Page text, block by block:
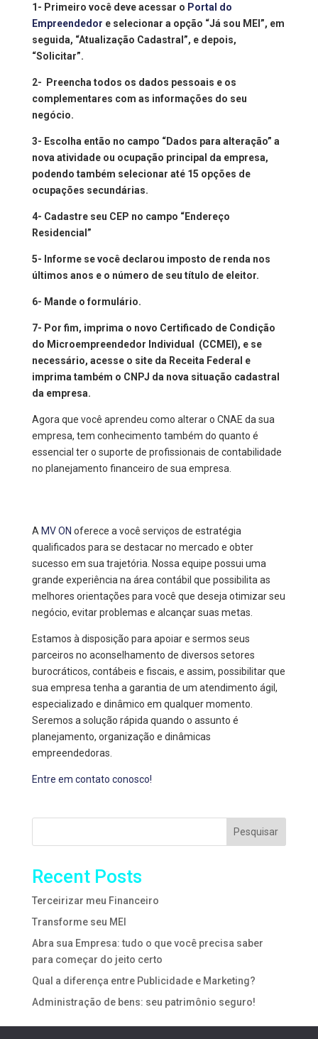
1- Primeiro você deve acessar o Portal do
Empreendedor e selecionar a opção “Já sou MEI”, em
seguida, “Atualização Cadastral”, e depois,
“Solicitar”.
2- Preencha todos os dados pessoais e os
complementares com as informações do seu
negócio.
3- Escolha então no campo “Dados para alteração” a
nova atividade ou ocupação principal da empresa,
podendo também selecionar até 15 opções de
ocupações secundárias.
4- Cadastre seu CEP no campo “Endereço
Residencial”
5- Informe se você declarou imposto de renda nos
últimos anos e o número de seu título de eleitor.
6- Mande o formulário.
7- Por fim, imprima o novo Certificado de Condição
do Microempreendedor Individual (CCMEI), e se
necessário, acesse o site da Receita Federal e
imprima também o CNPJ da nova situação cadastral
da empresa.
Agora que você aprendeu como alterar o CNAE da sua
empresa, tem conhecimento também do quanto é
essencial ter o suporte de profissionais de contabilidade
no planejamento financeiro de sua empresa.
A MV ON oferece a você serviços de estratégia
qualificados para se destacar no mercado e obter
sucesso em sua trajetória. Nossa equipe possui uma
grande experiência na área contábil que possibilita as
melhores orientações para você que deseja otimizar seu
negócio, evitar problemas e alcançar suas metas.
Estamos à disposição para apoiar e sermos seus
parceiros no aconselhamento de diversos setores
burocráticos, contábeis e fiscais, e assim, possibilitar que
sua empresa tenha a garantia de um atendimento ágil,
especializado e dinâmico em qualquer momento.
Seremos a solução rápida quando o assunto é
planejamento, organização e dinâmicas
empreendedoras.
Entre em contato conosco!
Pesquisar
Recent Posts
Terceirizar meu Financeiro
Transforme seu MEI
Abra sua Empresa: tudo o que você precisa saber
para começar do jeito certo
Qual a diferença entre Publicidade e Marketing?
Administração de bens: seu patrimônio seguro!